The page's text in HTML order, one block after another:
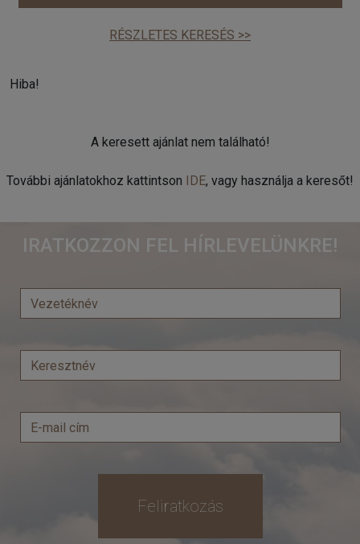
RÉSZLETES KERESÉS >>
Hiba!
A keresett ajánlat nem található!
További ajánlatokhoz kattintson IDE, vagy használja a keresőt!
IRATKOZZON FEL HÍRLEVELÜNKRE!
Feliratkozás